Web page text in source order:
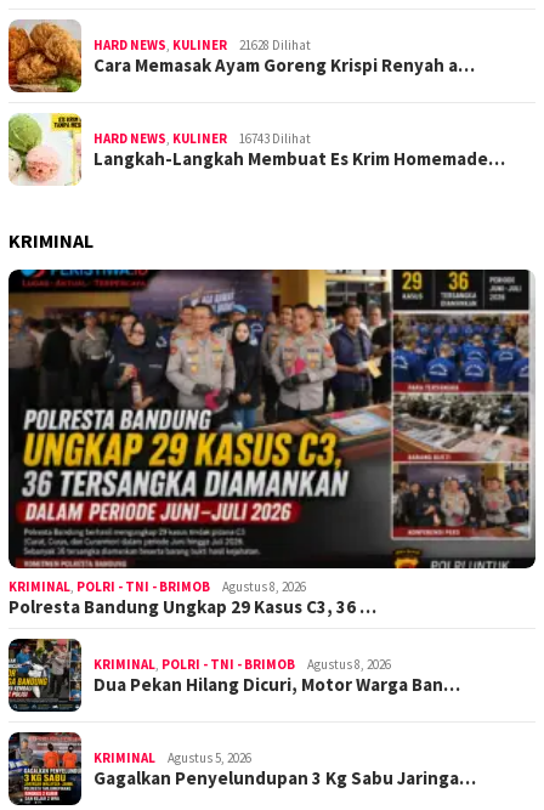
HARD NEWS, KULINER 21628 Dilihat
Cara Memasak Ayam Goreng Krispi Renyah a…
HARD NEWS, KULINER 16743 Dilihat
Langkah-Langkah Membuat Es Krim Homemade…
KRIMINAL
KRIMINAL, POLRI - TNI - BRIMOB Agustus 8, 2026
Polresta Bandung Ungkap 29 Kasus C3, 36 …
KRIMINAL, POLRI - TNI - BRIMOB Agustus 8, 2026
Dua Pekan Hilang Dicuri, Motor Warga Ban…
KRIMINAL Agustus 5, 2026
Gagalkan Penyelundupan 3 Kg Sabu Jaringa…